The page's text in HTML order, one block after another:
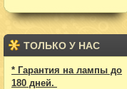
ТОЛЬКО У НАС
* Гарантия на лампы до
180 дней.